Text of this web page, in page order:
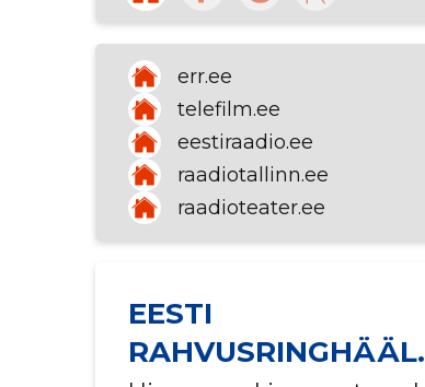
err.ee
telefilm.ee
eestiraadio.ee
raadiotallinn.ee
raadioteater.ee
EESTI
RAHVUSRINGHÄÄLI